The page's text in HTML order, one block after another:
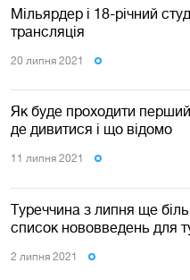
Мільярдер і 18-річний
трансляція
20 липня 2021
Як буде проходити
де дивитися і що відомо
11 липня 2021
Туреччина з липня ще
список нововведень для
2 липня 2021